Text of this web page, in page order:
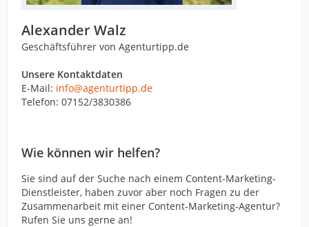
Alexander Walz
Geschäftsführer von Agenturtipp.de
Unsere Kontaktdaten
E-Mail: info@agenturtipp.de
Telefon: 07152/3830386
Wie können wir helfen?
Sie sind auf der Suche nach einem Content-Marketing-
Dienstleister, haben zuvor aber noch Fragen zu der
Zusammenarbeit mit einer Content-Marketing-Agentur?
Rufen Sie uns gerne an!